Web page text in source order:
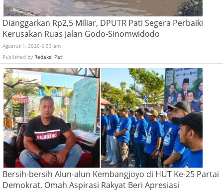
Dianggarkan Rp2,5 Miliar, DPUTR Pati Segera Perbaiki
Kerusakan Ruas Jalan Godo-Sinomwidodo
Agustus 1, 2026 6:53 am
Published by Redaksi Pati
Bersih-bersih Alun-alun Kembangjoyo di HUT Ke-25 Partai
Demokrat, Omah Aspirasi Rakyat Beri Apresiasi